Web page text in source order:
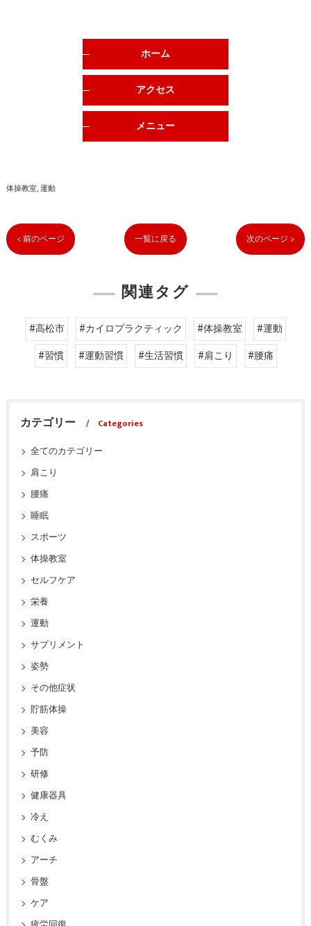
ホーム
アクセス
メニュー
体操教室 運動
< 前のページ 一覧に戻る 次のページ >
関連タグ
#高松市 #カイロプラクティック #体操教室
#運動
#習慣
#運動習慣 #生活習慣 #肩こり #腰痛
カテゴリー
Categories
全てのカテゴリー
肩こり
腰痛
睡眠
スポーツ
体操教室
セルフケア
栄養
運動
サプリメント
姿勢
その他症状
貯筋体操
美容
予防
研修
健康器具
冷え
むくみ
アーチ
骨盤
ケア